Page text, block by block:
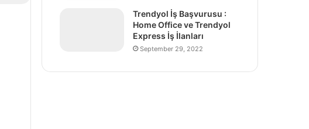
Trendyol İş Başvurusu :
Home Office ve Trendyol
Express İş İlanları
September 29, 2022